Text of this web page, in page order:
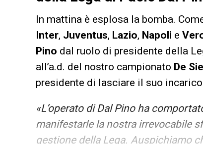
In mattina è esplosa la bomba.
Inter, Juventus, Lazio, Napoli e
Pino dal ruolo di presidente della
all’a.d. del nostro campionato De
presidente di lasciare il suo
«L’operato di Dal Pino ha
manifestarle la nostra irrevocabile
gestione della Lega. Auspichiamo